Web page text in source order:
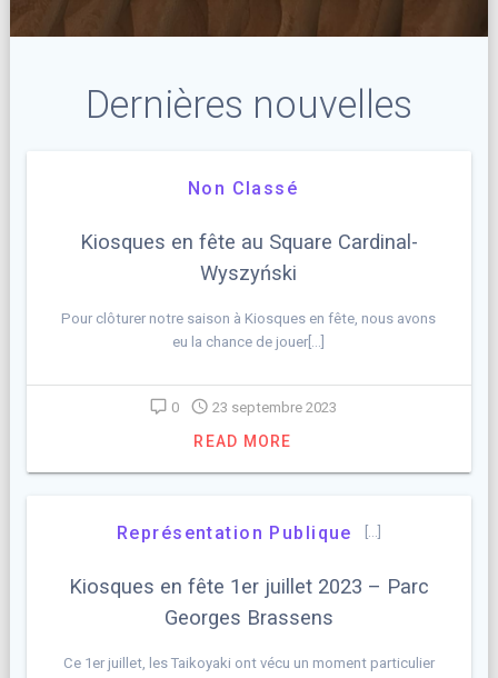
Dernières nouvelles
Non Classé
Kiosques en fête au Square Cardinal-
Wyszyński
Pour clôturer notre saison à Kiosques en fête, nous avons
eu la chance de jouer[…]
0 23 septembre 2023
READ MORE
Représentation Publique […]
Kiosques en fête 1er juillet 2023 – Parc
Georges Brassens
Ce 1er juillet, les Taikoyaki ont vécu un moment particulier